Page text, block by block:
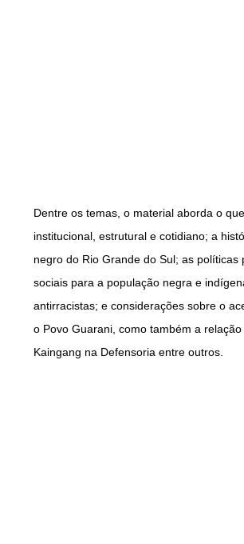
Dentre os temas, o material aborda o
institucional, estrutural e cotidiano; a
negro do Rio Grande do Sul; as políticas
sociais para a população negra e
antirracistas; e considerações sobre o
o Povo Guarani, como também a
Kaingang na Defensoria entre outros.